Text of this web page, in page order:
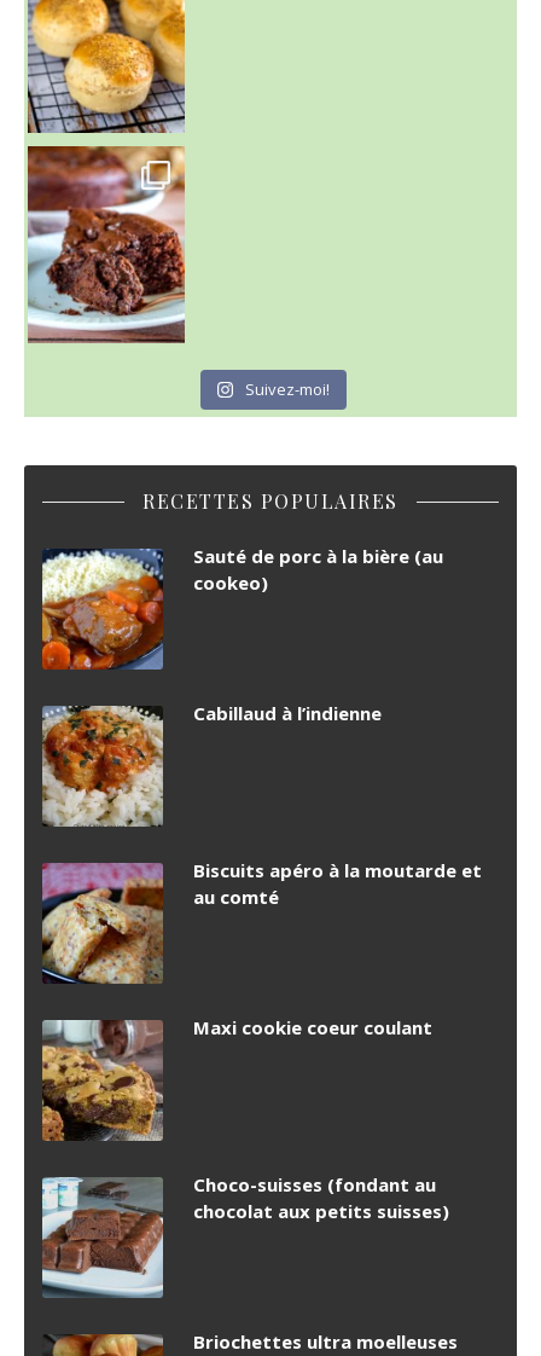
~ GÂTEAU FONDANT CHOCO NOISETTE ~
C'est lundi
Suivez-moi!
RECETTES POPULAIRES
Sauté de porc à la bière (au
cookeo)
Cabillaud à l’indienne
Biscuits apéro à la moutarde et
au comté
Maxi cookie coeur coulant
Choco-suisses (fondant au
chocolat aux petits suisses)
Briochettes ultra moelleuses